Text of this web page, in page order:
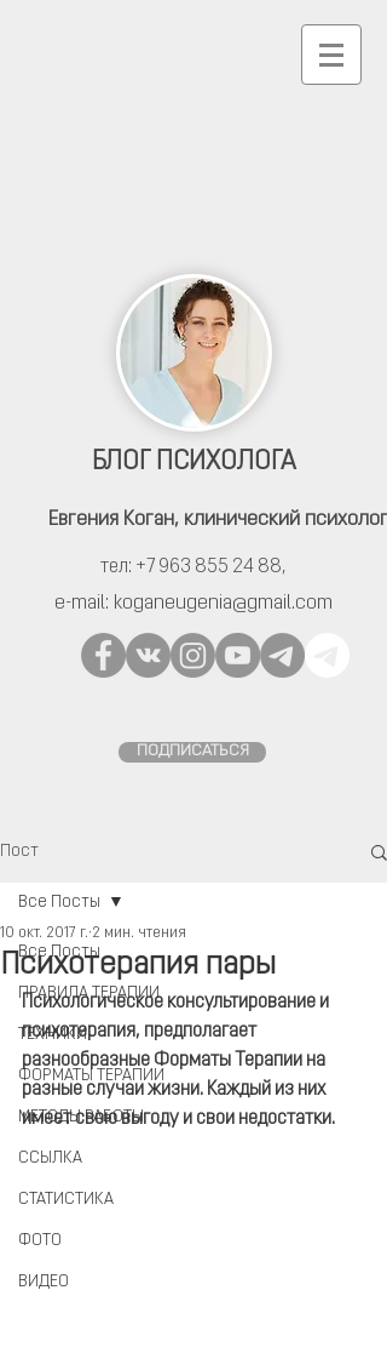
БЛОГ ПСИХОЛОГА
Евгения Коган, клинический психолог
тел: +7 963 855 24 88,
e-mail: koganeugenia@gmail.com
ПОДПИСАТЬСЯ
Пост
Все Посты
ПРАВИЛА ТЕРАПИИ
ТЕХНИКИ
ФОРМАТЫ ТЕРАПИИ
МЕТОДЫ РАБОТЫ
ССЫЛКА
СТАТИСТИКА
ФОТО
ВИДЕО
Все Посты
Психотерапия пары
10 окт. 2017 г. 2 мин. чтения
Психологическое консультирование и
психотерапия, предполагает
разнообразные Форматы Терапии на
разные случаи жизни. Каждый из них
имеет свою выгоду и свои недостатки.